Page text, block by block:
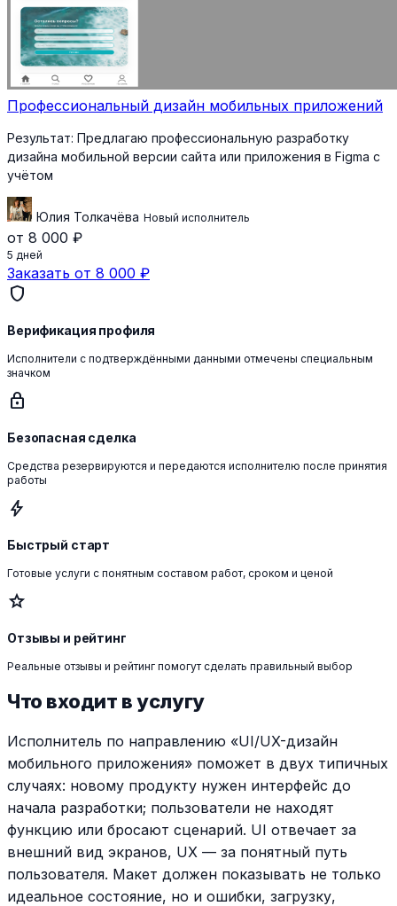
Профессиональный дизайн мобильных приложений
Результат: Предлагаю профессиональную разработку
дизайна мобильной версии сайта или приложения в Figma с
учётом
Юлия Толкачёва Новый исполнитель
от 8 000 ₽
5 дней
Заказать от 8 000 ₽
shield
Верификация профиля
Исполнители с подтверждёнными данными отмечены специальным
значком
lock
Безопасная сделка
Средства резервируются и передаются исполнителю после принятия
работы
bolt
Быстрый старт
Готовые услуги с понятным составом работ, сроком и ценой
star
Отзывы и рейтинг
Реальные отзывы и рейтинг помогут сделать правильный выбор
Что входит в услугу
Исполнитель по направлению «UI/UX-дизайн
мобильного приложения» поможет в двух типичных
случаях: новому продукту нужен интерфейс до
начала разработки; пользователи не находят
функцию или бросают сценарий. UI отвечает за
внешний вид экранов, UX — за понятный путь
пользователя. Макет должен показывать не только
идеальное состояние, но и ошибки, загрузку,